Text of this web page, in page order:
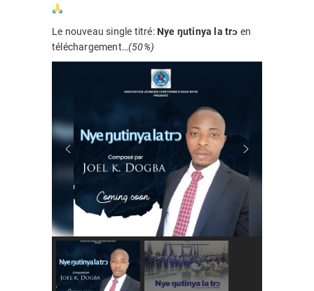
Le nouveau single titré: Nye ŋutinya la trɔ en
téléchargement…(50%)